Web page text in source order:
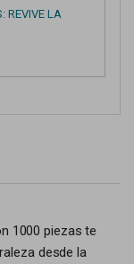
REVIVE LA
1000 piezas te
desde la